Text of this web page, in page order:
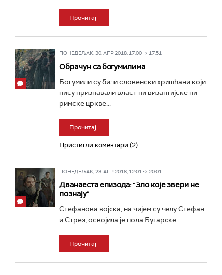
Прочитај
ПОНЕДЕЉАК, 30. АПР 2018, 17:00 -> 17:51
Обрачун са богумилима
Богумили су били словенски хришћани који
нису признавали власт ни византијске ни
римске цркве...
Прочитај
Пристигли коментари (2)
ПОНЕДЕЉАК, 23. АПР 2018, 12:01 -> 20:01
Дванаеста епизода: "Зло које звери не
познају"
Стефанова војска, на чијем су челу Стефан
и Стрез, освојила је пола Бугарске...
Прочитај